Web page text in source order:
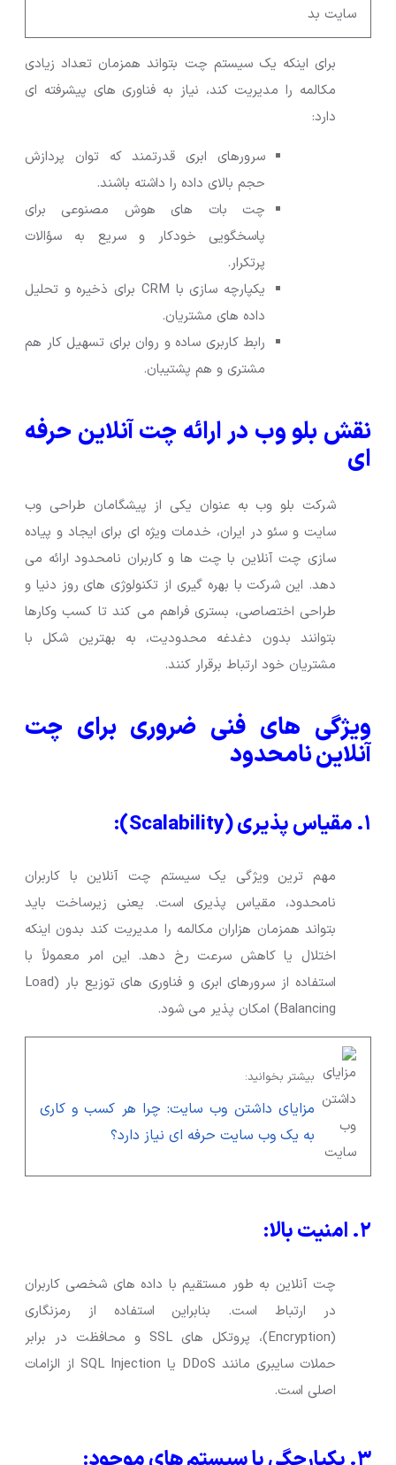
برای اینکه یک سیستم چت بتواند همزمان تعداد زیادی
مکالمه را مدیریت کند، نیاز به فناوری های پیشرفته ای
دارد:
سرورهای ابری قدرتمند که توان پردازش
حجم بالای داده را داشته باشند.
چت بات های هوش مصنوعی برای
پاسخگویی خودکار و سریع به سؤالات
پرتکرار.
یکپارچه سازی با CRM برای ذخیره و تحلیل
داده های مشتریان.
رابط کاربری ساده و روان برای تسهیل کار هم
مشتری و هم پشتیبان.
نقش بلو وب در ارائه چت آنلاین حرفه
ای
شرکت بلو وب به عنوان یکی از پیشگامان طراحی وب
سایت و سئو در ایران، خدمات ویژه ای برای ایجاد و پیاده
سازی چت آنلاین با چت ها و کاربران نامحدود ارائه می
دهد. این شرکت با بهره گیری از تکنولوژی های روز دنیا و
طراحی اختصاصی، بستری فراهم می کند تا کسب وکارها
بتوانند بدون دغدغه محدودیت، به بهترین شکل با
مشتریان خود ارتباط برقرار کنند.
ویژگی های فنی ضروری برای چت
آنلاین نامحدود
۱. مقیاس پذیری (Scalability):
مهم ترین ویژگی یک سیستم چت آنلاین با کاربران
نامحدود، مقیاس پذیری است. یعنی زیرساخت باید
بتواند همزمان هزاران مکالمه را مدیریت کند بدون اینکه
اختلال یا کاهش سرعت رخ دهد. این امر معمولاً با
استفاده از سرورهای ابری و فناوری های توزیع بار (Load
Balancing) امکان پذیر می شود.
بیشتر بخوانید:
مزایای داشتن وب سایت: چرا هر کسب و کاری
به یک وب سایت حرفه ای نیاز دارد؟
۲. امنیت بالا:
چت آنلاین به طور مستقیم با داده های شخصی کاربران
در ارتباط است. بنابراین استفاده از رمزنگاری
(Encryption)، پروتکل های SSL و محافظت در برابر
حملات سایبری مانند DDoS یا SQL Injection از الزامات
اصلی است.